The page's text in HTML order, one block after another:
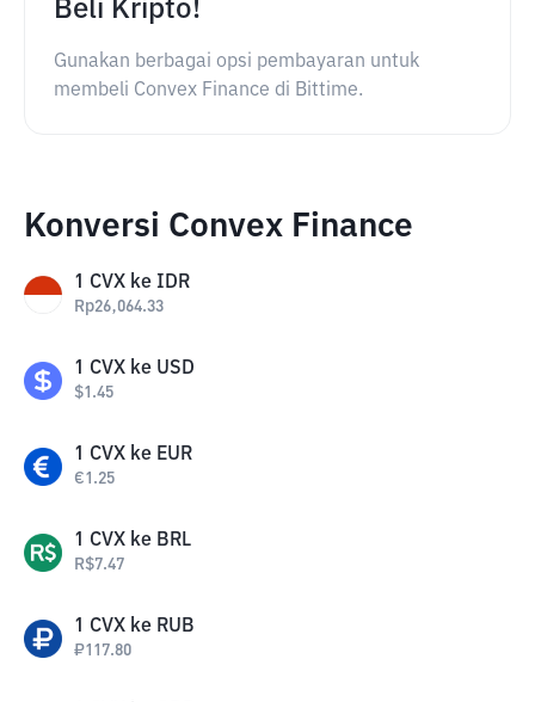
Beli Kripto!
Gunakan berbagai opsi pembayaran untuk
membeli Convex Finance di Bittime.
Konversi Convex Finance
1 CVX ke IDR
Rp26,064.33
1 CVX ke USD
$1.45
1 CVX ke EUR
€1.25
1 CVX ke BRL
R$7.47
1 CVX ke RUB
₽117.80